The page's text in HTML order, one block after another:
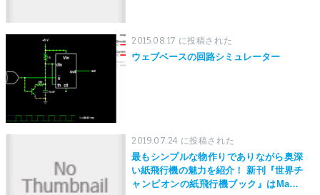
2015.08.17 に投稿された
ウェブベースの回路シミュレーター
2019.07.24 に投稿された
最もシンプルな物作りでありながら奥深
い紙飛行機の魅力を紹介！ 新刊『世界チ
ャンピオンの紙飛行機ブック』はMaker